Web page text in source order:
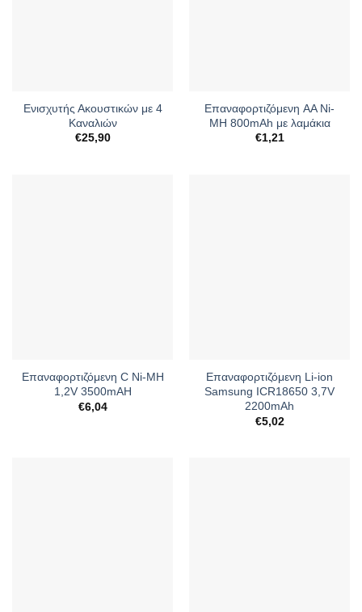
Ενισχυτής Ακουστικών με 4
Καναλιών
€25,90
Επαναφορτιζόμενη AA Ni-
MH 800mAh με λαμάκια
€1,21
Επαναφορτιζόμενη C Ni-MH
1,2V 3500mAH
€6,04
Επαναφορτιζόμενη Li-ion
Samsung ICR18650 3,7V
2200mAh
€5,02